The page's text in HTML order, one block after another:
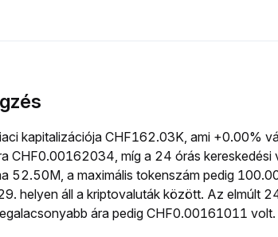
kapitalizációja CHF162.03K, ami +0.00%
CHF0.00162034, míg a 24 órás kereskedési
52.50M, a maximális tokenszám pedig
helyen áll a kriptovaluták között. Az elmúlt
ára pedig CHF0.00161011 volt.